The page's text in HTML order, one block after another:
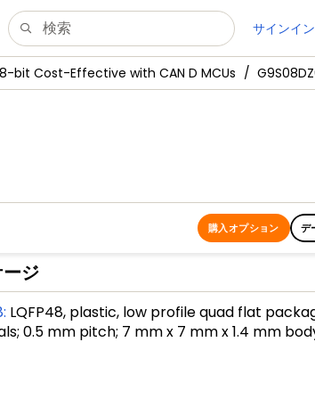
サインイ
bit Cost-Effective with CAN D MCUs
購入オプション デ
ジ
: LQFP48, plastic, low profile quad flat
0.5 mm pitch; 7 mm x 7 mm x 1.4 mm